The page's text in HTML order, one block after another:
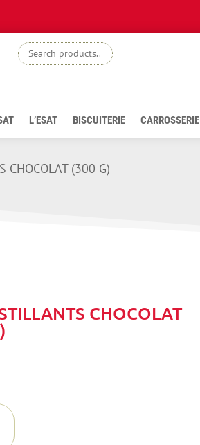
L’ESAT BISCUITERIE CARROSSERIE
CHOCOLAT (300 G)
CHOCOLAT